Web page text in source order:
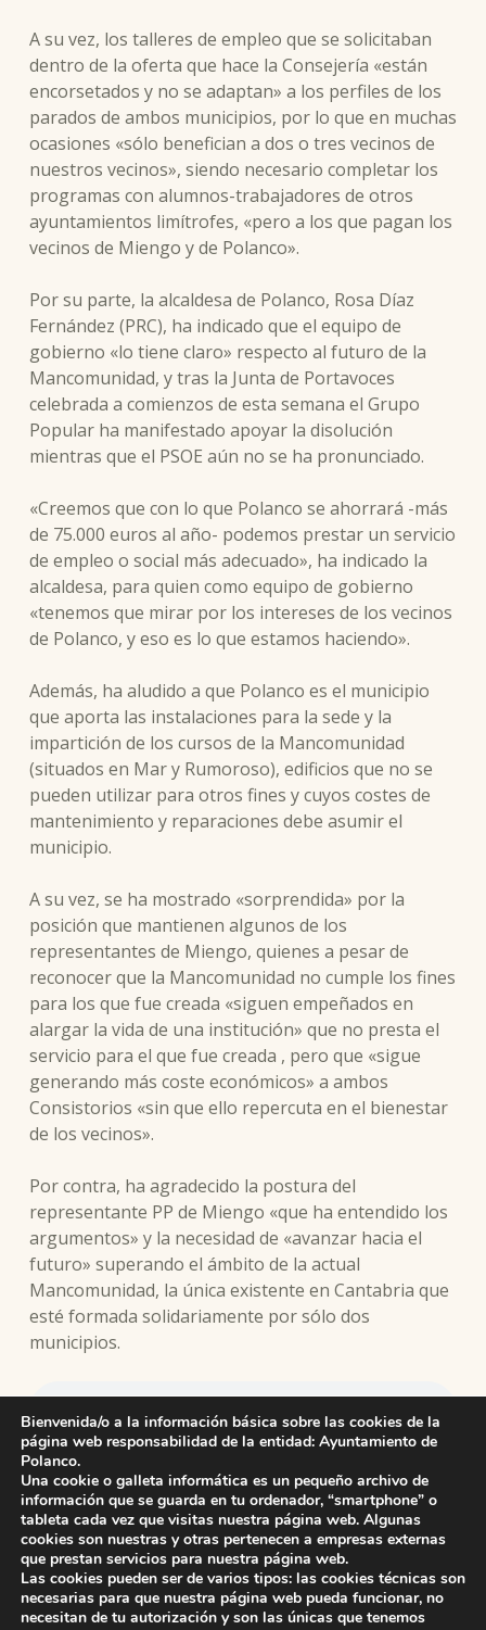
A su vez, los talleres de empleo que se solicitaban
dentro de la oferta que hace la Consejería «están
encorsetados y no se adaptan» a los perfiles de los
parados de ambos municipios, por lo que en muchas
ocasiones «sólo benefician a dos o tres vecinos de
nuestros vecinos», siendo necesario completar los
programas con alumnos-trabajadores de otros
ayuntamientos limítrofes, «pero a los que pagan los
vecinos de Miengo y de Polanco».
Por su parte, la alcaldesa de Polanco, Rosa Díaz
Fernández (PRC), ha indicado que el equipo de
gobierno «lo tiene claro» respecto al futuro de la
Mancomunidad, y tras la Junta de Portavoces
celebrada a comienzos de esta semana el Grupo
Popular ha manifestado apoyar la disolución
mientras que el PSOE aún no se ha pronunciado.
«Creemos que con lo que Polanco se ahorrará -más
de 75.000 euros al año- podemos prestar un servicio
de empleo o social más adecuado», ha indicado la
alcaldesa, para quien como equipo de gobierno
«tenemos que mirar por los intereses de los vecinos
de Polanco, y eso es lo que estamos haciendo».
Además, ha aludido a que Polanco es el municipio
que aporta las instalaciones para la sede y la
impartición de los cursos de la Mancomunidad
(situados en Mar y Rumoroso), edificios que no se
pueden utilizar para otros fines y cuyos costes de
mantenimiento y reparaciones debe asumir el
municipio.
A su vez, se ha mostrado «sorprendida» por la
posición que mantienen algunos de los
representantes de Miengo, quienes a pesar de
reconocer que la Mancomunidad no cumple los fines
para los que fue creada «siguen empeñados en
alargar la vida de una institución» que no presta el
servicio para el que fue creada , pero que «sigue
generando más coste económicos» a ambos
Consistorios «sin que ello repercuta en el bienestar
de los vecinos».
Por contra, ha agradecido la postura del
representante PP de Miengo «que ha entendido los
argumentos» y la necesidad de «avanzar hacia el
futuro» superando el ámbito de la actual
Mancomunidad, la única existente en Cantabria que
esté formada solidariamente por sólo dos
municipios.
La alcaldesa de Polanco explica las razones que llevan al
municipio a proponer la disolución de la Mancomunidad
Skip back to main navigation
Bienvenida/o a la información básica sobre las cookies de la
página web responsabilidad de la entidad: Ayuntamiento de
Polanco.
Una cookie o galleta informática es un pequeño archivo de
información que se guarda en tu ordenador, “smartphone” o
tableta cada vez que visitas nuestra página web. Algunas
cookies son nuestras y otras pertenecen a empresas externas
que prestan servicios para nuestra página web.
Las cookies pueden ser de varios tipos: las cookies técnicas son
necesarias para que nuestra página web pueda funcionar, no
necesitan de tu autorización y son las únicas que tenemos